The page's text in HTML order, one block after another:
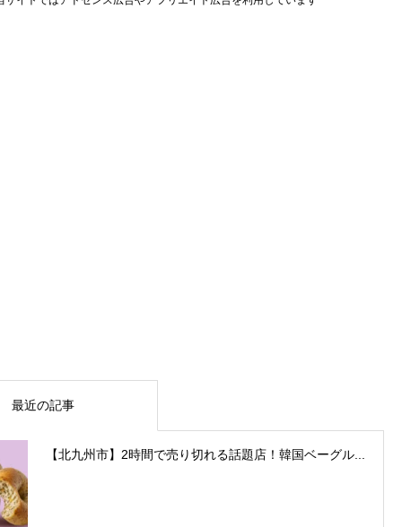
最近の記事
【北九州市】2時間で売り切れる話題店！韓国ベーグル...